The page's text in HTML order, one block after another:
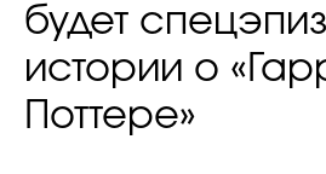
будет
истории о
Поттере»